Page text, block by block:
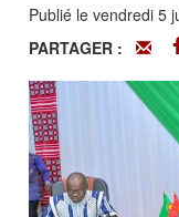
Publié le vendredi 5
PARTAGER :